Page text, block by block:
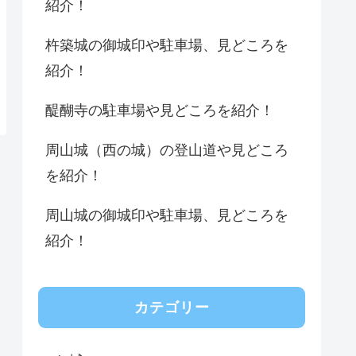
紹介！
杵築城の御城印や駐車場、見どころを
紹介！
醍醐寺の駐車場や見どころを紹介！
周山城（西の城）の登山道や見どころ
を紹介！
周山城の御城印や駐車場、見どころを
紹介！
カテゴリー